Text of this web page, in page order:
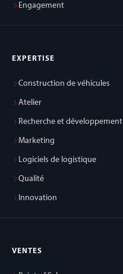
Engagement
EXPERTISE
Construction de véhicules
Atelier
Recherche et développement
Marketing
Logiciels de logistique
Qualité
Innovation
VENTES